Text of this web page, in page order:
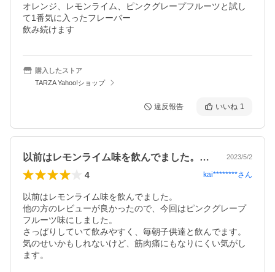
オレンジ、レモンライム、ピンクグレープフルーツと試し
て1番気に入ったフレーバー
飲み続けます
購入したストア
TARZA Yahoo!ショップ
違反報告 いいね 1
以前はレモンライム味を飲んでました。他… 2023/5/2
4 kai********さん
以前はレモンライム味を飲んでました。
他の方のレビューが良かったので、今回はピンクグレープ
フルーツ味にしました。
さっぱりしていて飲みやすく、毎朝子供達と飲んでます。
気のせいかもしれないけど、筋肉痛にもなりにくい気がし
ます。